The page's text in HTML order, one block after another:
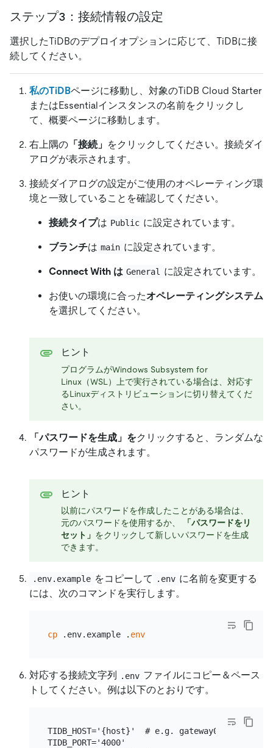
ステップ3：接続情報の設定
選択したTiDBのデプロイオプションに応じて、TiDBに接
続してください。
私のTiDBページに移動し、対象のTiDB Cloud Starter
またはEssentialインスタンスの名前をクリックし
て、概要ページに移動します。
右上隅の 「接続」 をクリックしてください。接続ダイ
アログが表示されます。
接続ダイアログの設定がご使用のオペレーティング環
境と一致していることを確認してください。
接続タイプは Public に設定されています。
ブランチは main に設定されています。
Connect With は General に設定されています。
お使いの環境に合ったオペレーティングシステム
を選択してください。
ヒント
プログラムがWindows Subsystem for
Linux（WSL）上で実行されている場合は、対応す
るLinuxディストリビューションに切り替えてくだ
さい。
「パスワードを生成」をクリックすると、ランダムな
パスワードが生成されます。
ヒント
以前にパスワードを作成したことがある場合は、
元のパスワードを使用するか、
「パスワードをリ
セット」 をクリックして新しいパスワードを生成
できます。
.env.example をコピーして .env に名前を変更する
には、次のコマンドを実行します。
cp .env.example . env
対応する接続​​文字列 .env ファイルにコピー＆ペース
トしてください。例は以下のとおりです。
TIDB_HOST='{host}'  # e.g. gateway01.ap-
TIDB_PORT='4000'